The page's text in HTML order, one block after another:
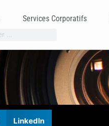
Services Corporatifs
LinkedIn